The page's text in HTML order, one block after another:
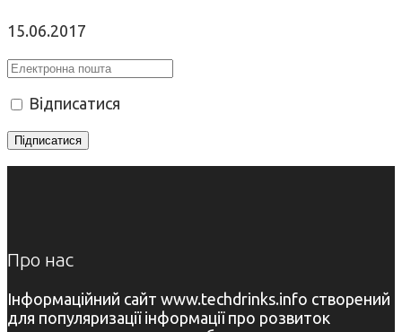
15.06.2017
Відписатися
Про нас
Інформаційний сайт www.techdrinks.info створений
для популяризації інформації про розвиток